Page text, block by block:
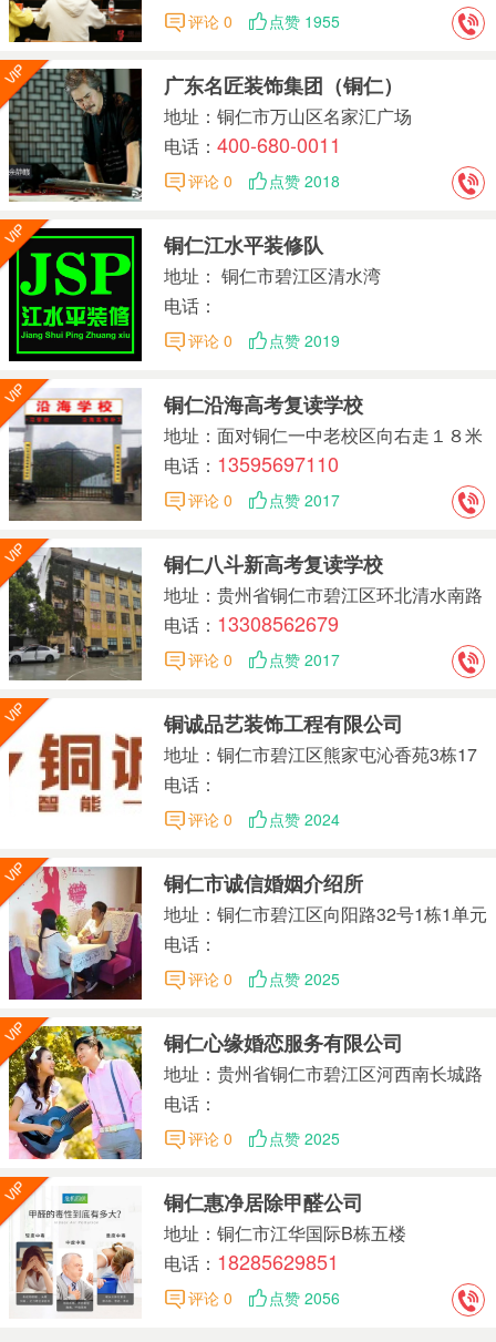
评论 0 点赞 1955
广东名匠装饰集团（铜仁）
地址：铜仁市万山区名家汇广场
电话： 400-680-0011
评论 0 点赞 2018
铜仁江水平装修队
地址： 铜仁市碧江区清水湾
电话：
评论 0 点赞 2019
铜仁沿海高考复读学校
地址：面对铜仁一中老校区向右走１８米
三八粮店大楼四楼
电话： 13595697110
评论 0 点赞 2017
铜仁八斗新高考复读学校
地址：贵州省铜仁市碧江区环北清水南路
17号
电话： 13308562679
评论 0 点赞 2017
铜诚品艺装饰工程有限公司
地址：铜仁市碧江区熊家屯沁香苑3栋17
楼
电话：
评论 0 点赞 2024
铜仁市诚信婚姻介绍所
地址：铜仁市碧江区向阳路32号1栋1单元
门面1号
电话：
评论 0 点赞 2025
铜仁心缘婚恋服务有限公司
地址：贵州省铜仁市碧江区河西南长城路
金滩桥头（贵阳银行旁）
电话：
评论 0 点赞 2025
铜仁惠净居除甲醛公司
地址：铜仁市江华国际B栋五楼
电话： 18285629851
评论 0 点赞 2056